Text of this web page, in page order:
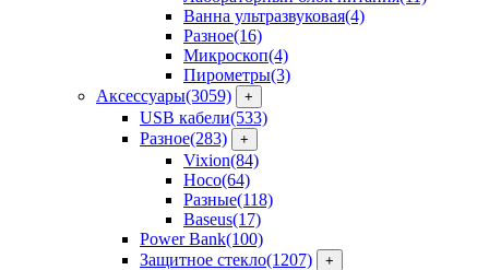
Ванна ультразвуковая(4)
Разное(16)
Микроскоп(4)
Пирометры(3)
Аксессуары(3059) +
USB кабели(533)
Разное(283) +
Vixion(84)
Hoco(64)
Разные(118)
Baseus(17)
Power Bank(100)
Защитное стекло(1207) +